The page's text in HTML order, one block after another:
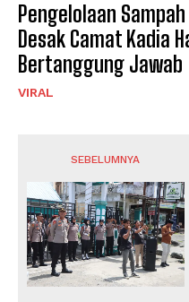
Pengelolaan
Desak Camat Kadia
Bertanggung Jawab
VIRAL
SEBELUMNYA